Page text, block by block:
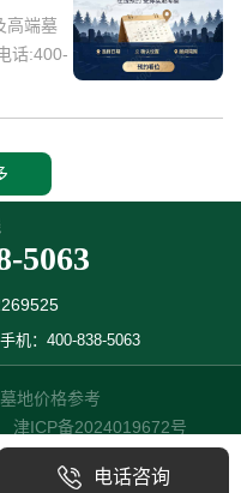
高端墓
话:400-
悠久的
5063
手机：400-838-5063
地价格参考
津ICP备2024019672号
电话咨询